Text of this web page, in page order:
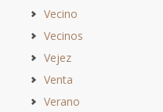
Vecino
Vecinos
Vejez
Venta
Verano